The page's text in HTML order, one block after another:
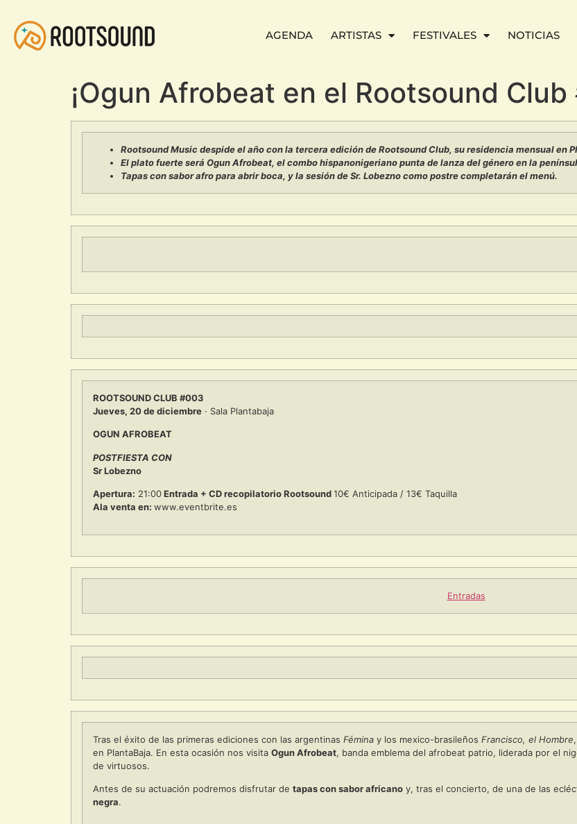
AGENDA ARTISTAS FESTIVALES NOTICIAS
¡Ogun Afrobeat en el Rootsound
Rootsound Music despide el año con la tercera edición de Rootsound Club, su residencia mensual en
El plato fuerte será Ogun Afrobeat, el combo hispanonigeriano punta de lanza del género en la
Tapas con sabor afro para abrir boca, y la sesión de Sr. Lobezno como postre completarán el menú.
ROOTSOUND CLUB #003
Jueves, 20 de diciembre · Sala Plantabaja
OGUN AFROBEAT
POSTFIESTA CON
Sr Lobezno
Apertura: 21:00Entrada + CD recopilatorio Rootsound10€ Anticipada / 13€ Taquilla
Ala venta en: www.eventbrite.es
Entradas
Tras el éxito de las primeras ediciones con las argentinas Fémina y los mexico-brasileños Francisco, el Hombre
en PlantaBaja. En esta ocasión nos visita Ogun Afrobeat, banda emblema del afrobeat patrio, liderada por el
de virtuosos.
Antes de su actuación podremos disfrutar de tapas con sabor africano y, tras el concierto, de una de las
negra.